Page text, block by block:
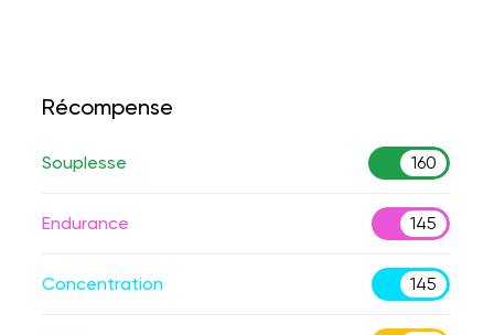
Récompense
Souplesse 160
Endurance 145
Concentration 145